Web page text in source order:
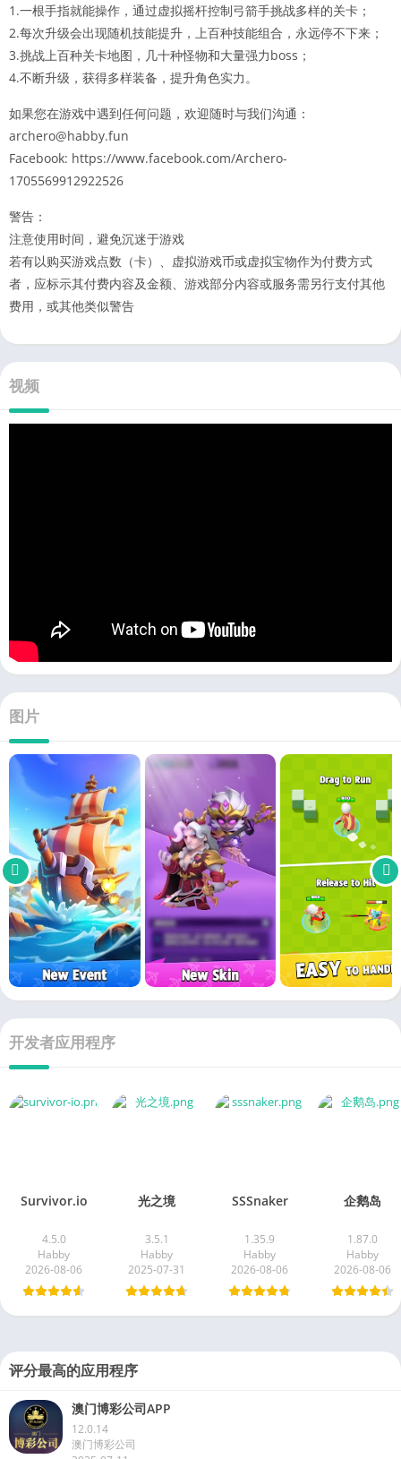
1.一根手指就能操作，通过虚拟摇杆控制弓箭手挑战多样的关卡；
2.每次升级会出现随机技能提升，上百种技能组合，永远停不下来；
3.挑战上百种关卡地图，几十种怪物和大量强力boss；
4.不断升级，获得多样装备，提升角色实力。
如果您在游戏中遇到任何问题，欢迎随时与我们沟通：
archero@habby.fun
Facebook: https://www.facebook.com/Archero-
1705569912922526
警告：
注意使用时间，避免沉迷于游戏
若有以购买游戏点数（卡）、虚拟游戏币或虚拟宝物作为付费方式
者，应标示其付费内容及金额、游戏部分内容或服务需另行支付其他
费用，或其他类似警告
视频
图片
开发者应用程序
Survivor.io
4.5.0
Habby
2026-08-06
光之境
3.5.1
Habby
2025-07-31
SSSnaker
1.35.9
Habby
2026-08-06
企鹅岛
1.87.0
Habby
2026-08-06
评分最高的应用程序
澳门博彩公司APP
12.0.14
澳门博彩公司